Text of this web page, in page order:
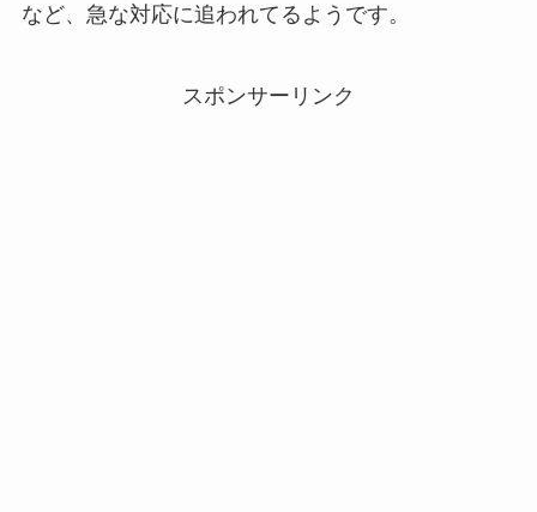
など、急な対応に追われてるようです。
スポンサーリンク